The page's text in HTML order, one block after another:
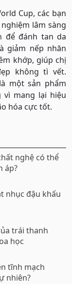
Cup, các bạn
lâm sàng
để đánh tan da
giảm nếp nhăn
khớp, giúp chị
không tì vết.
là một sản phẩm
vì mang lại hiệu
hóa cực tốt.
nghệ có thể
áp?
nhục đậu khấu
trái thanh
học
tĩnh mạch
nhiên?